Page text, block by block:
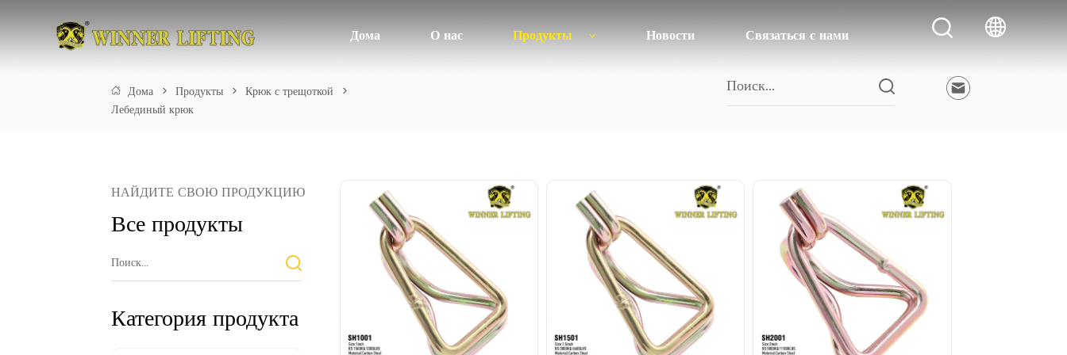
Дома О нас Продукты Новости Связаться с нами
Дома > Продукты > Крюк с трещоткой >
Лебединый крюк
НАЙДИТЕ СВОЮ ПРОДУКЦИЮ
Все продукты
Категория продукта